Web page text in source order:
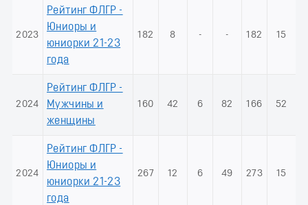
2023
Рейтинг ФЛГР -
Юниоры и
юниорки 21-23
года
182 8 - - 182 15
2024
Рейтинг ФЛГР -
Мужчины и
женщины
160 42 6 82 166 52
2024
Рейтинг ФЛГР -
Юниоры и
юниорки 21-23
года
267 12 6 49 273 15